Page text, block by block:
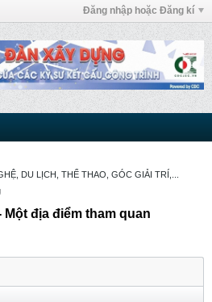
Đăng nhập hoặc Đăng kí
DU LỊCH, THỂ THAO, GÓC GIẢI TRÍ,...
địa điểm tham quan